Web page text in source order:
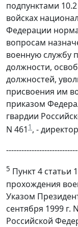
подпунктами
войсках
Федерации
вопросам
военную службу
должности,
должностей,
присвоения им
приказом
гвардии
N 461 1 , -
5 Пункт 4 статьи
прохождения
Указом
сентября 1999 г.
Российской